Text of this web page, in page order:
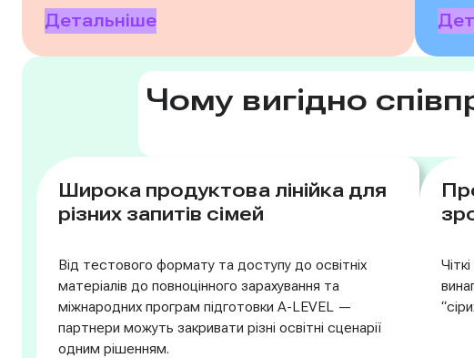
Детальніше
Чому вигідно
Широка продуктова лінійка для
різних запитів сімей
Від тестового формату та доступу до освітніх
матеріалів до повноцінного зарахування та
міжнародних програм підготовки A-LEVEL —
партнери можуть закривати різні освітні сценарії
одним рішенням.